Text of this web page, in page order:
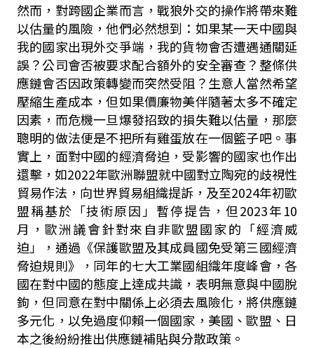
然而，對跨國企業而言，戰狼外交的操作將帶來難
以估量的風險，他們必然想到：如果某一天中國與
我的國家出現外交爭端，我的貨物會否遭遇通關延
誤？公司會否被要求配合額外的安全審查？整條供
應鏈會否因政策轉變而突然受阻？生意人當然希望
壓縮生產成本，但如果價廉物美伴隨著太多不確定
因素，而危機一旦爆發招致的損失難以估量，那麼
聰明的做法便是不把所有雞蛋放在一個籃子吧。事
實上，面對中國的經濟脅迫，受影響的國家也作出
還擊，如2022年歐洲聯盟就中國對立陶宛的歧視性
貿易作法，向世界貿易組織提訴，及至2024年初歐
盟稱基於「技術原因」暫停提告，但2023年10
月，歐洲議會針對來自非歐盟國家的「經濟威
迫」，通過《保護歐盟及其成員國免受第三國經濟
脅迫規則》，同年的七大工業國組織年度峰會，各
國在對中國的態度上達成共識，表明無意與中國脫
鉤，但同意在對中關係上必須去風險化，將供應鏈
多元化，以免過度仰賴一個國家，美國、歐盟、日
本之後紛紛推出供應鏈補貼與分散政策。